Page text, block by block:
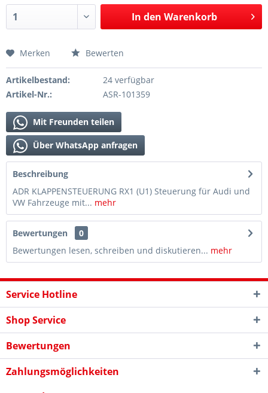
In den Warenkorb
Merken Bewerten
Artikelbestand:
24 verfügbar
Artikel-Nr.:
ASR-101359
Mit Freunden teilen
Über WhatsApp anfragen
Beschreibung
ADR KLAPPENSTEUERUNG RX1 (U1) Steuerung für Audi und
VW Fahrzeuge mit... mehr
Bewertungen
0
Bewertungen lesen, schreiben und diskutieren... mehr
Service Hotline
Shop Service
Bewertungen
Zahlungsmöglichkeiten